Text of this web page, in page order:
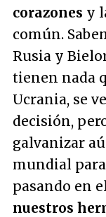
corazones y
común.
Rusia y
tienen nada
Ucrania, se
decisión,
galvanizar
mundial
pasando en
nuestros